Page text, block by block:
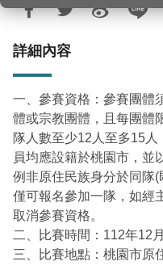
詳細內容
一、參賽資格：參賽團體
體或宗教團體，且每團體
隊人數至少12人至多15
員均應設籍於桃園市，並
例非原住民族身分於同隊
僅可報名參加一隊，如經
取消參賽資格。
二、比賽時間：112年12
三、比賽地點：桃園市原